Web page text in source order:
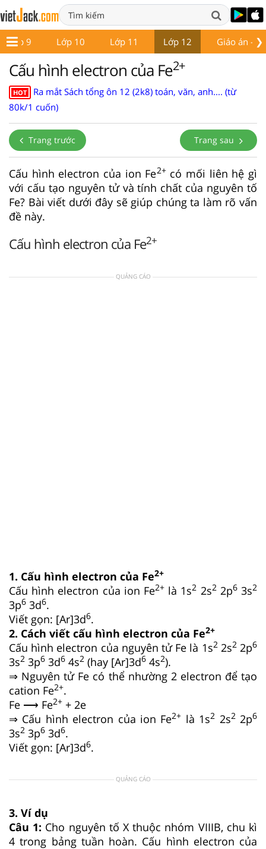
❯
Lớp 9 Lớp 10 Lớp 11 Lớp 12 Giáo án -
Cấu hình electron của Fe2+
HOT
Ra mắt Sách tổng ôn 12 (2k8) toán, văn, anh.... (từ
80k/1 cuốn)
Trang trước Trang sau
Cấu hình electron của ion Fe2+có mối liên hệ gì
với cấu tạo nguyên tử và tính chất của nguyên tố
Fe? Bài viết dưới đây sẽ giúp chúng ta làm rõ vấn
đề này.
Cấu hình electron của Fe2+
QUẢNG CÁO
1. Cấu hình electron của Fe2+
Cấu hình electron của ion Fe2+ là 1s2 2s22p63s2
3p6 3d6.
Viết gọn: [Ar]3d6.
2. Cách viết cấu hình electron của Fe2+
Cấu hình electron của nguyên tử Fe là 1s22s22p6
3s2 3p6 3d6 4s2 (hay [Ar]3d6 4s2).
⇒ Nguyên tử Fe có thể nhường 2 electron để tạo
cation Fe2+.
Fe ⟶ Fe2+ + 2e
⇒ Cấu hình electron của ion Fe2+ là 1s2 2s22p6
3s2 3p6 3d6.
Viết gọn: [Ar]3d6.
QUẢNG CÁO
3. Ví dụ
Câu 1: Cho nguyên tố X thuộc nhóm VIIIB, chu kì
4 trong bảng tuần hoàn. Cấu hình electron của